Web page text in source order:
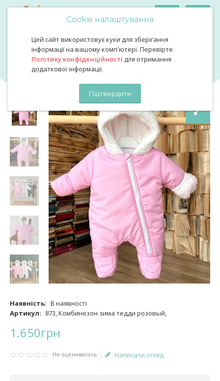
Cookie налаштування
Цей сайт використовує куки для зберігання
інформації на вашому комп'ютері. Перевірте
Політику конфіденційності для отримання
додаткової інформації.
Підтвердити
Комбінезон зима тедді рожевий
Комбінезон зима тедді
рожевий
Наявність: В наявності
Артикул: 873, Комбинезон зима тедди розовый,
1.650грн
Не оценивалось Написати огляд